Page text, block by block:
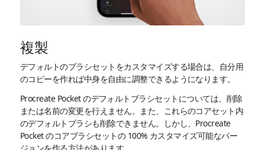
複製
デフォルトのブラシセットをカスタマイズする場合は、自分用
のコピーを作れば中身を自由に調整できるようになります。
Procreate Pocket のデフォルトブラシセットについては、削除
または名前の変更を行えません。また、これらのコアセット内
のデフォルトブラシも削除できません。しかし、Procreate
Pocket のコアブラシセットの 100% カスタマイズ可能なバー